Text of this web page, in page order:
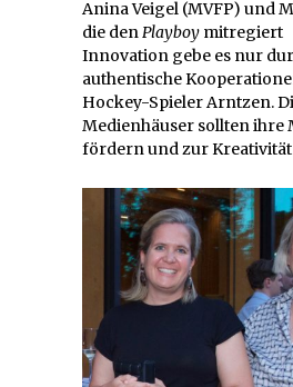
Anina Veigel (MVFP) und
die denPlayboy mitregiert
Innovation gebe es nur
authentische
Hockey-Spieler Arntzen.
Medienhäuser sollten ihre
fördern und zur